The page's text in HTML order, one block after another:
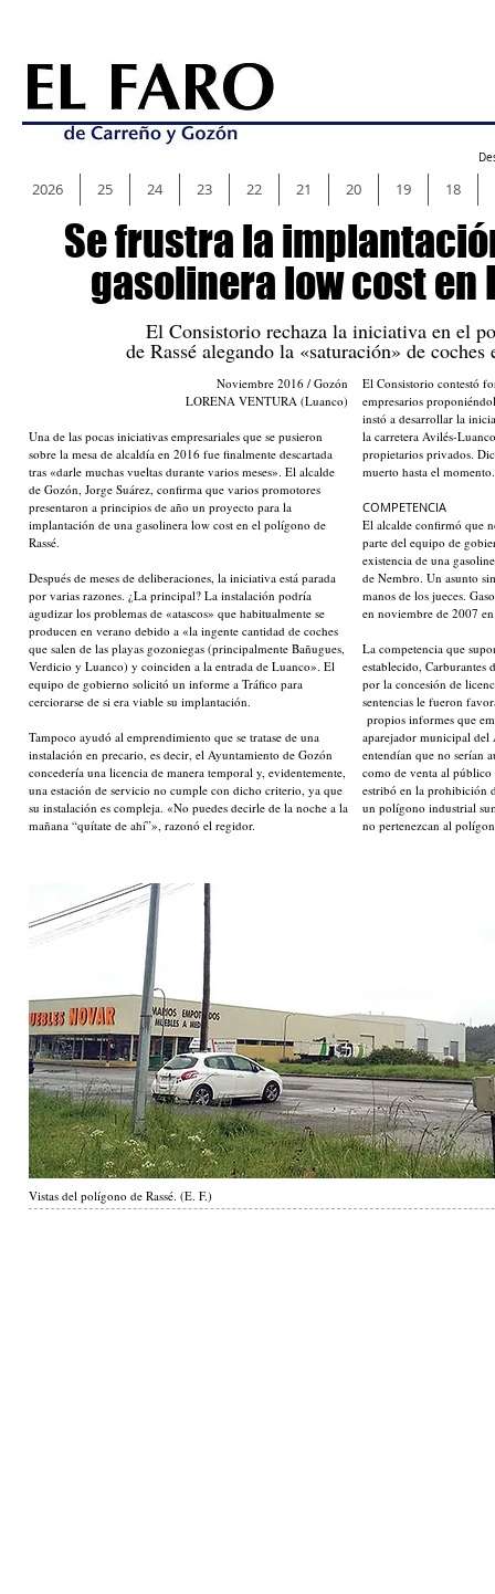
Se frustra la
gasolinera low cost en
El Consistorio rechaza la iniciativa en el
de Rassé alegando la «saturación» de coches
Noviembre 2016 / Gozón
LORENA VENTURA (Luanco)
Una de las pocas iniciativas empresariales que se pusieron
sobre la mesa de alcaldía en 2016 fue finalmente descartada
tras «darle muchas vueltas durante varios meses». El alcalde
de Gozón, Jorge Suárez, confirma que varios promotores
presentaron a principios de año un proyecto para la
implantación de una gasolinera low cost en el polígono de
Rassé.
Después de meses de deliberaciones, la iniciativa está parada
por varias razones. ¿La principal? La instalación podría
agudizar los problemas de «atascos» que habitualmente se
producen en verano debido a «la ingente cantidad de coches
que salen de las playas gozoniegas (principalmente Bañugues,
Verdicio y Luanco) y coinciden a la entrada de Luanco». El
equipo de gobierno solicitó un informe a Tráfico para
cerciorarse de si era viable su implantación.
Tampoco ayudó al emprendimiento que se tratase de una
instalación en precario, es decir, el Ayuntamiento de Gozón
concedería una licencia de manera temporal y, evidentemente,
una estación de servicio no cumple con dicho criterio, ya que
su instalación es compleja. «No puedes decirle de la noche a la
mañana “quítate de ahí”», razonó el regidor.
El Consistorio contestó
empresarios
instó a desarrollar la
la carretera Avilés-
propietarios privados.
muerto hasta el momento.
COMPETENCIA
El alcalde confirmó que
parte del equipo de
existencia de una
de Nembro. Un asunto
manos de los jueces.
en noviembre de 2007
La competencia que
establecido,
por la concesión de
sentencias le fueron
propios informes que
aparejador municipal del
entendían que no serían
como de venta al
estribó en la prohibición
un polígono industrial
no pertenezcan al
Vistas del polígono de Rassé. (E. F.)
2026 25 24 23 22 21 20 19 18